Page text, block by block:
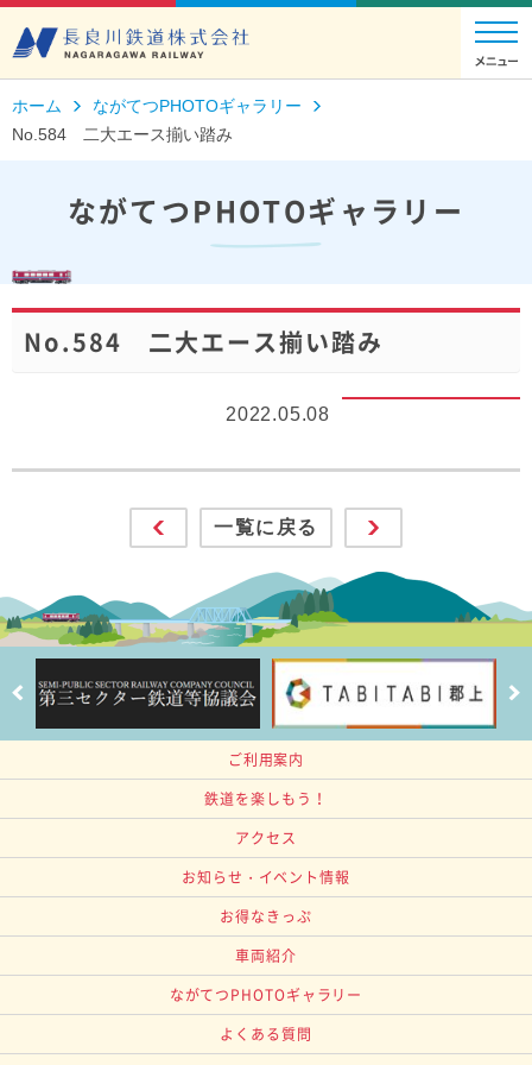
ホーム
ながてつPHOTOギャラリー
No.584 二大エース揃い踏み
ながてつPHOTOギャラリー
No.584 二大エース揃い踏み
2022.05.08
一覧に戻る
ご利用案内
鉄道を楽しもう！
アクセス
お知らせ・イベント情報
お得なきっぷ
車両紹介
ながてつPHOTOギャラリー
よくある質問